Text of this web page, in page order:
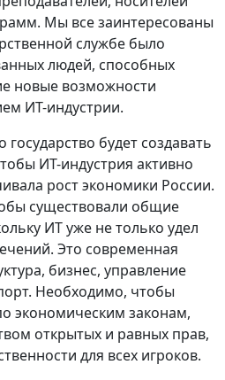
Мы все заинтересованы
службе было
людей, способных
новые возможности
ИТ-индустрии.
будет создавать
ИТ-индустрия активно
рост экономики России.
существовали общие
ИТ уже не только удел
Это современная
бизнес, управление
Необходимо, чтобы
экономическим законам,
открытых и равных прав,
для всех игроков.